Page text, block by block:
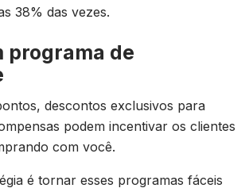
38% das vezes.
programa de
descontos exclusivos para
podem incentivar os clientes
com você.
é tornar esses programas fáceis